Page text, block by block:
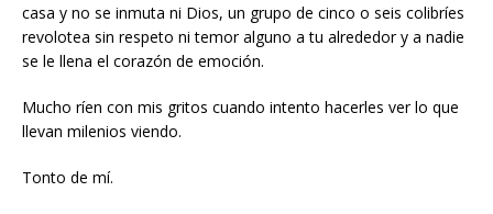
casa y no se inmuta ni Dios, un grupo de cinco o seis colibríes
revolotea sin respeto ni temor alguno a tu alrededor y a nadie
se le llena el corazón de emoción.
Mucho ríen con mis gritos cuando intento hacerles ver lo que
llevan milenios viendo.
Tonto de mí.